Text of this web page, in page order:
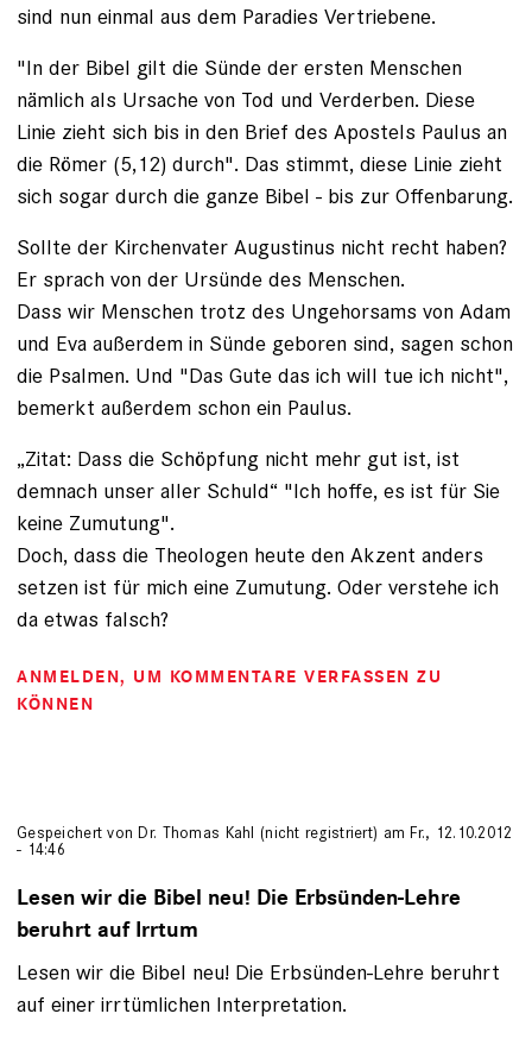
sind nun einmal aus dem Paradies Vertriebene.
"In der Bibel gilt die Sünde der ersten Menschen
nämlich als Ursache von Tod und Verderben. Diese
Linie zieht sich bis in den Brief des Apostels Paulus an
die ­Römer (5,12) durch". Das stimmt, diese Linie zieht
sich sogar durch die ganze Bibel - bis zur Offenbarung.
Sollte der Kirchenvater Augustinus nicht recht haben?
Er sprach von der Ursünde des Menschen.
Dass wir Menschen trotz des Ungehorsams von Adam
und Eva außerdem in Sünde geboren sind, sagen schon
die Psalmen. Und "Das Gute das ich will tue ich nicht",
bemerkt außerdem schon ein Paulus.
„Zitat: Dass die Schöpfung nicht mehr gut ist, ist
demnach unser aller Schuld“ "Ich hoffe, es ist für Sie
keine Zumutung".
Doch, dass die Theologen heute den Akzent anders
setzen ist für mich eine Zumutung. Oder verstehe ich
da etwas falsch?
ANMELDEN, UM KOMMENTARE VERFASSEN ZU
KÖNNEN
Gespeichert vonDr. Thomas Kahl (nicht registriert) am Fr., 12.10.2012
- 14:46
Lesen wir die Bibel neu! Die Erbsünden-Lehre
beruhrt auf Irrtum
Lesen wir die Bibel neu! Die Erbsünden-Lehre beruhrt
auf einer irrtümlichen Interpretation.